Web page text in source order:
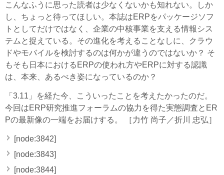
こんなふうに思った読者は少なくないかも知れない。しか
し、ちょっと待ってほしい。本誌はERPをパッケージソフ
トとしてだけではなく、企業の中核事業を支える情報シス
テムと捉えている。その進化を考えることなしに、クラウ
ドやモバイルを検討するのは何かが違うのではないか？ そ
もそも日本におけるERPの使われ方やERPに対する認識
は、本来、あるべき姿になっているのか？
「3.11」を経た今、こういったことを考えたかったのだ。
今回はERP研究推進フォーラムの協力を得た実態調査とER
Pの最新像の一端をお届けする。 ［力竹 尚子／折川 忠弘］
[node:3842]
[node:3843]
[node:3844]